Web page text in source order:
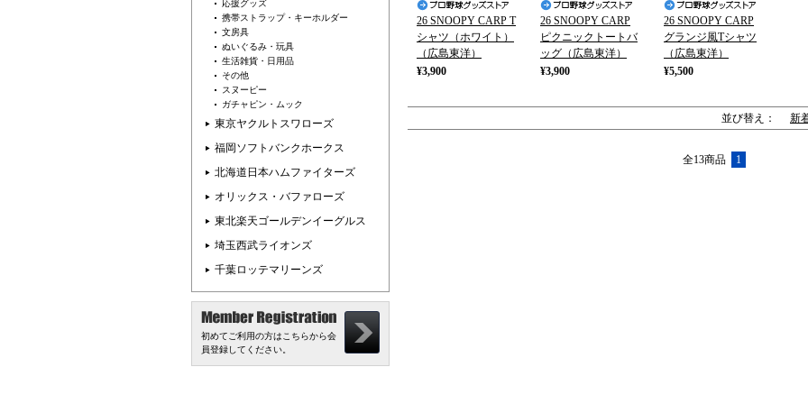
26 SNOOPY CARP T
シャツ（ホワイト）
（広島東洋）
¥3,900
26 SNOOPY CARP
ピクニックトートバ
ッグ（広島東洋）
¥3,900
26 SNOOPY CARP
グランジ風Tシャツ
（広島東洋）
¥5,500
並び替え： 新
全13商品 1
応援グッズ
携帯ストラップ・キーホルダー
文房具
ぬいぐるみ・玩具
生活雑貨・日用品
その他
スヌーピー
ガチャピン・ムック
東京ヤクルトスワローズ
福岡ソフトバンクホークス
北海道日本ハムファイターズ
オリックス・バファローズ
東北楽天ゴールデンイーグルス
埼玉西武ライオンズ
千葉ロッテマリーンズ
初めてご利用の方はこちらから会
員登録してください。